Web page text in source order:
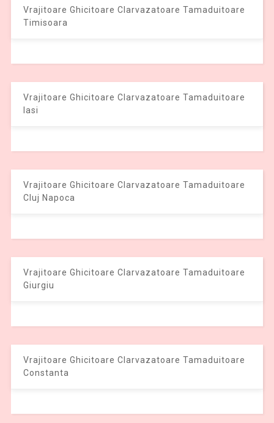
Vrajitoare Ghicitoare Clarvazatoare Tamaduitoare
Timisoara
Vrajitoare Ghicitoare Clarvazatoare Tamaduitoare
Iasi
Vrajitoare Ghicitoare Clarvazatoare Tamaduitoare
Cluj Napoca
Vrajitoare Ghicitoare Clarvazatoare Tamaduitoare
Giurgiu
Vrajitoare Ghicitoare Clarvazatoare Tamaduitoare
Constanta